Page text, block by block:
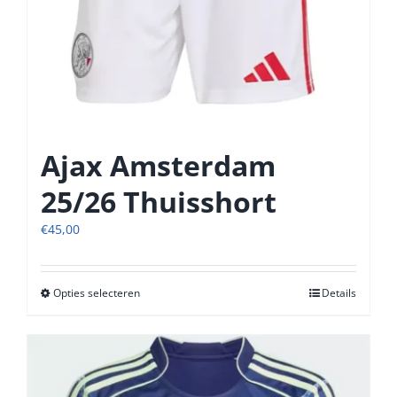
Ajax Amsterdam
25/26 Thuisshort
€45,00
Opties selecterenDit
heeft
meerdere
variaties.
Deze
Details